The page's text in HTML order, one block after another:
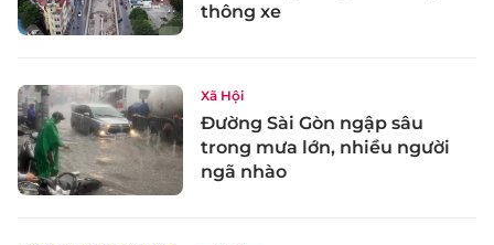
thông xe
Xã Hội
Đường Sài Gòn ngập sâu
trong mưa lớn, nhiều người
ngã nhào